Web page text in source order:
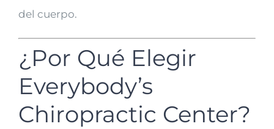
del cuerpo.
¿Por Qué Elegir
Everybody’s
Chiropractic Center?